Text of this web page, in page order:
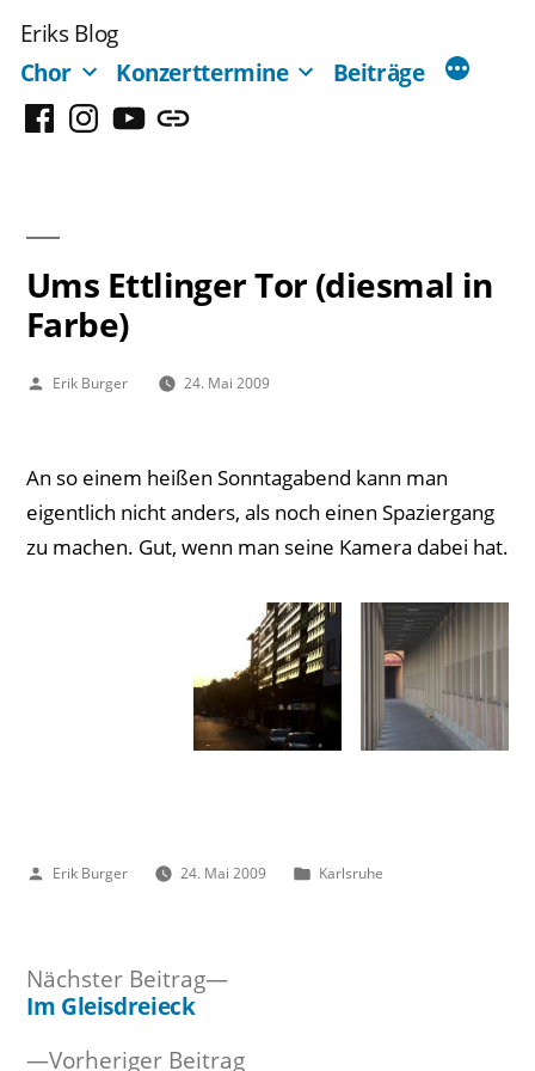
Inhalt
springen
Eriks Blog
Chor
Konzerttermine Beiträge
FacebookInstagram
YouTubeMastodon
Ums Ettlinger Tor (diesmal in
Farbe)
Veröffentlicht
Erik Burger 24. Mai 2009
An so einem heißen Sonntagabend kann man
eigentlich nicht anders, als noch einen Spaziergang
zu machen. Gut, wenn man seine Kamera dabei hat.
Veröffentlicht
Erik Burger 24. Mai 2009
Veröffentlicht
Karlsruhe
Vorheriger BeitragVorheriger
Nächster Beitrag
Nächster
Im Gleisdreieck